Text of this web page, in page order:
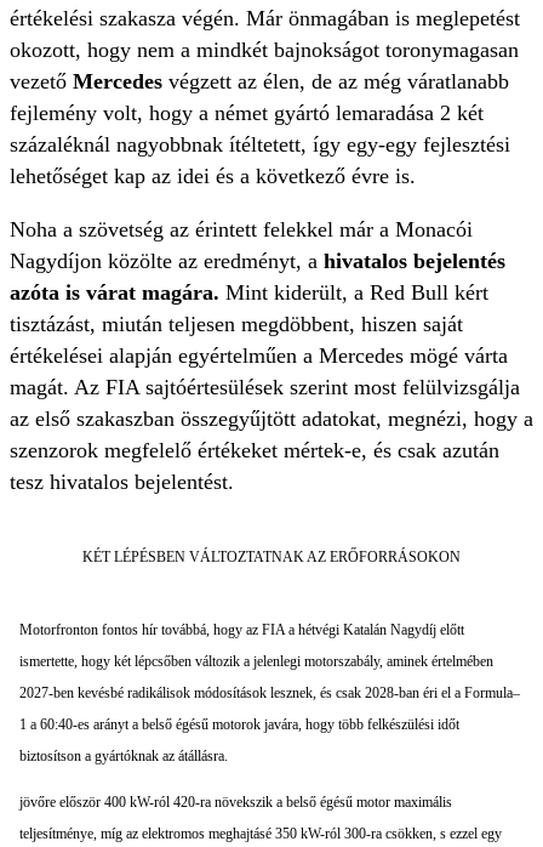
értékelési szakasza végén. Már önmagában is meglepetést
okozott, hogy nem a mindkét bajnokságot toronymagasan
vezető Mercedes végzett az élen, de az még váratlanabb
fejlemény volt, hogy a német gyártó lemaradása 2 két
százaléknál nagyobbnak ítéltetett, így egy-egy fejlesztési
lehetőséget kap az idei és a következő évre is.
Noha a szövetség az érintett felekkel már a Monacói
Nagydíjon közölte az eredményt, a hivatalos bejelentés
azóta is várat magára. Mint kiderült, a Red Bull kért
tisztázást, miután teljesen megdöbbent, hiszen saját
értékelései alapján egyértelműen a Mercedes mögé várta
magát. Az FIA sajtóértesülések szerint most felülvizsgálja
az első szakaszban összegyűjtött adatokat, megnézi, hogy a
szenzorok megfelelő értékeket mértek-e, és csak azután
tesz hivatalos bejelentést.
KÉT LÉPÉSBEN VÁLTOZTATNAK AZ ERŐFORRÁSOKON
Motorfronton fontos hír továbbá, hogy az FIA a hétvégi Katalán Nagydíj előtt
ismertette, hogy két lépcsőben változik a jelenlegi motorszabály, aminek értelmében
2027-ben kevésbé radikálisok módosítások lesznek, és csak 2028-ban éri el a Formula–
1 a 60:40-es arányt a belső égésű motorok javára, hogy több felkészülési időt
biztosítson a gyártóknak az átállásra.
jövőre először 400 kW-ról 420-ra növekszik a belső égésű motor maximális
teljesítménye, míg az elektromos meghajtásé 350 kW-ról 300-ra csökken, s ezzel egy